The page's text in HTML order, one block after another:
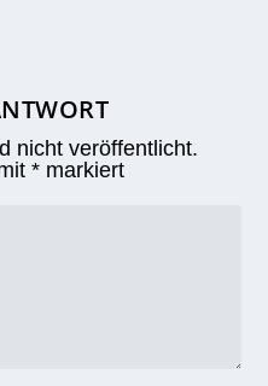
nicht veröffentlicht.
* markiert